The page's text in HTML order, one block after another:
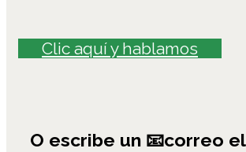
Clic aquí y hablamos
O escribe un 📧correo